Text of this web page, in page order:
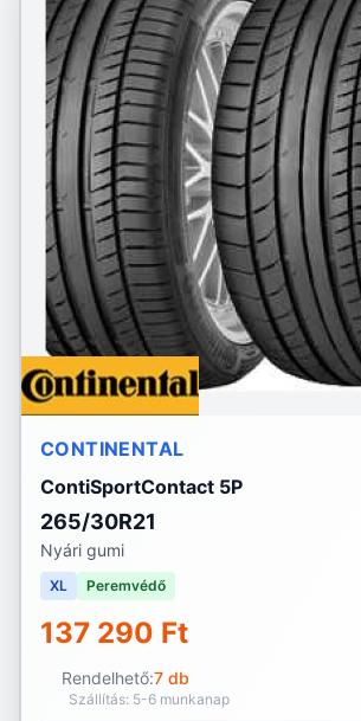
CONTINENTAL
ContiSportContact 5P
265/30R21
Nyári gumi
XL Peremvédő
137 290 Ft
Rendelhető:7 db
Szállítás: 5-6 munkanap